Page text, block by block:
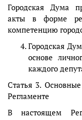
Городская Дума
акты в форме
компетенцию
Городская
основе
каждого
Статья 3.
Регламенте
В настоящем